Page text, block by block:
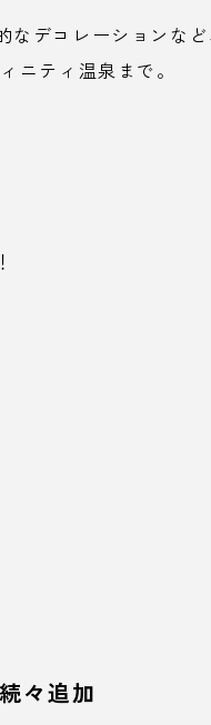
デコレーションな
ニティ温泉まで。
々追加